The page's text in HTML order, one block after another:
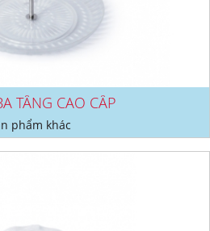
TẦNG CAO CẤP
phẩm khác